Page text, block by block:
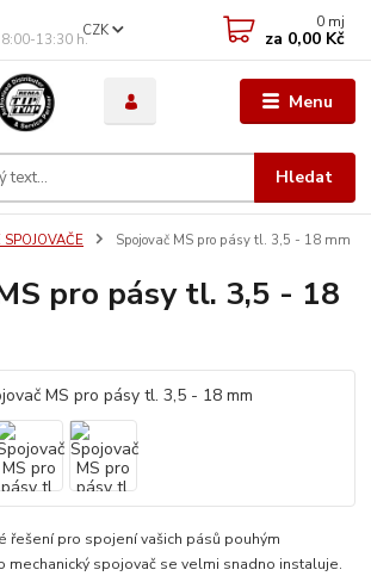
Menu
CZK
Hledat
13:30 h.
0 mj
za 0,00 Kč
Spojovač MS pro pásy tl. 3,5 - 18 mm
pro pásy tl. 3,5 - 18
řešení pro spojení vašich pásů pouhým
mechanický spojovač se velmi snadno instaluje.